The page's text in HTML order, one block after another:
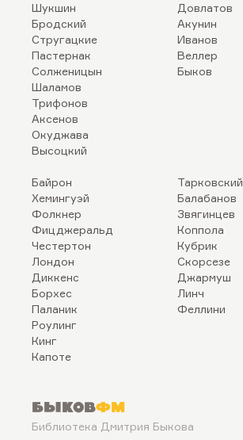
Шукшин
Бродский
Стругацкие
Пастернак
Солженицын
Шаламов
Трифонов
Аксенов
Окуджава
Высоцкий
Довлатов
Акунин
Иванов
Веллер
Быков
Байрон
Хемингуэй
Фолкнер
Фицджеральд
Честертон
Лондон
Диккенс
Борхес
Паланик
Роулинг
Кинг
Капоте
Тарковский
Балабанов
Звягинцев
Коппола
Кубрик
Скорсезе
Джармуш
Линч
Феллини
БыковФМ
Библиотека Дмитрия Быкова